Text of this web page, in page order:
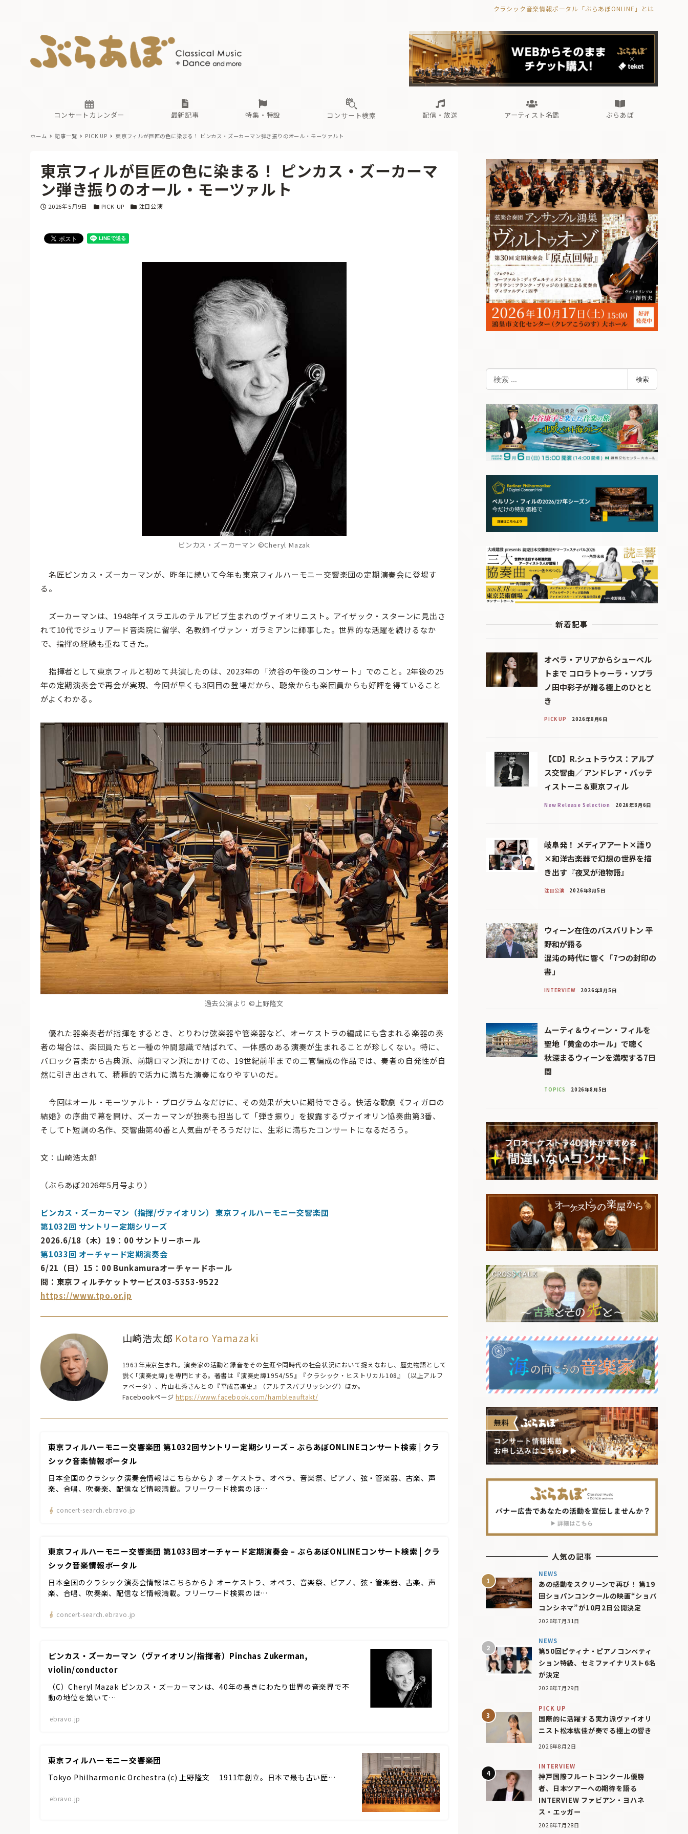
クラシック音楽情報ポータル「ぶらあぼONLINE」とは
コンサートカレンダー 最新記事
古楽とその先と オーケストラの楽屋から 海の向こうの音楽家 Aからの眺望 ぶらあぼブラス！
フォルテピアノ・オデッセイ
特集・特設
現場のプロが推す！間違いないオーケストラコンサート
過去の特集
コンサート検索 配信・放送
無料ライブ配信スケジュール 有料ライブ配信スケジュール
アーティスト名鑑
あ か さ た な ま わ
ぶらあぼ
古楽とその先と 海の向こうの音楽家 Aからの眺望 ぶらあぼブラス！
フォルテピアノ・オデッセイ
過去の特集
無料ライブ配信スケジュール
あ か さ
ホーム 記事一覧 PICK UP 東京フィルが巨匠の色に染まる！ ピンカス・ズーカーマン弾き振りのオール・モーツァルト
東京フィルが巨匠の色に染まる！ ピンカス・ズーカーマ
ン弾き振りのオール・モーツァルト
投稿日
2026年5月9日 カテゴリー
PICK UP カテゴリー
注目公演
ピンカス・ズーカーマン ©Cheryl Mazak
名匠ピンカス・ズーカーマンが、昨年に続いて今年も東京フィルハーモニー交響楽団の定期演奏会に登場す
る。
ズーカーマンは、1948年イスラエルのテルアビブ生まれのヴァイオリニスト。アイザック・スターンに見出さ
れて10代でジュリアード音楽院に留学、名教師イヴァン・ガラミアンに師事した。世界的な活躍を続けるなか
で、指揮の経験も重ねてきた。
指揮者として東京フィルと初めて共演したのは、2023年の「渋谷の午後のコンサート」でのこと。2年後の25
年の定期演奏会で再会が実現、今回が早くも3回目の登場だから、聴衆からも楽団員からも好評を得ていること
がよくわかる。
過去公演より ©上野隆文
優れた器楽奏者が指揮をするとき、とりわけ弦楽器や管楽器など、オーケストラの編成にも含まれる楽器の奏
者の場合は、楽団員たちと一種の仲間意識で結ばれて、一体感のある演奏が生まれることが珍しくない。特に、
バロック音楽から古典派、前期ロマン派にかけての、19世紀前半までの二管編成の作品では、奏者の自発性が自
然に引き出されて、積極的で活力に満ちた演奏になりやすいのだ。
今回はオール・モーツァルト・プログラムなだけに、その効果が大いに期待できる。快活な歌劇《フィガロの
結婚》の序曲で幕を開け、ズーカーマンが独奏も担当して「弾き振り」を披露するヴァイオリン協奏曲第3番、
そしてト短調の名作、交響曲第40番と人気曲がそろうだけに、生彩に満ちたコンサートになるだろう。
文：山崎浩太郎
（ぶらあぼ2026年5月号より）
ピンカス・ズーカーマン（指揮/ヴァイオリン） 東京フィルハーモニー交響楽団
第1032回 サントリー定期シリーズ
2026.6/18（木）19：00 サントリーホール
第1033回 オーチャード定期演奏会
6/21（日）15：00 Bunkamuraオーチャードホール
問：東京フィルチケットサービス03-5353-9522
https://www.tpo.or.jp
山崎浩太郎 Kotaro Yamazaki
1963年東京生まれ。演奏家の活動と録音をその生涯や同時代の社会状況において捉えなおし、歴史物語として
説く｢演奏史譚｣を専門とする。著書は『演奏史譚1954/55』『クラシック・ヒストリカル108』（以上アルフ
ァベータ）、片山杜秀さんとの『平成音楽史』（アルテスパブリッシング）ほか。
Facebookページhttps://www.facebook.com/hambleauftakt/
東京フィルハーモニー交響楽団 第1032回サントリー定期シリーズ – ぶらあぼONLINEコンサート検索 | クラ
シック音楽情報ポータル
日本全国のクラシック演奏会情報はこちらから♪ オーケストラ、オペラ、音楽祭、ピアノ、弦・管楽器、古楽、声
楽、合唱、吹奏楽、配信など情報満載。フリーワード検索のほ…
concert-search.ebravo.jp
東京フィルハーモニー交響楽団 第1033回オーチャード定期演奏会 – ぶらあぼONLINEコンサート検索 | クラ
シック音楽情報ポータル
日本全国のクラシック演奏会情報はこちらから♪ オーケストラ、オペラ、音楽祭、ピアノ、弦・管楽器、古楽、声
楽、合唱、吹奏楽、配信など情報満載。フリーワード検索のほ…
concert-search.ebravo.jp
ピンカス・ズーカーマン（ヴァイオリン/指揮者）Pinchas Zukerman,
violin/conductor
（C）Cheryl Mazak ピンカス・ズーカーマンは、40年の長きにわたり世界の音楽界で不
動の地位を築いて…
ebravo.jp
東京フィルハーモニー交響楽団
Tokyo Philharmonic Orchestra (c) 上野隆文 1911年創立。日本で最も古い歴…
ebravo.jp
検
索
検索
新着記事
オペラ・アリアからシューベル
トまで コロラトゥーラ・ソプラ
ノ田中彩子が贈る極上のひとと
き
PICK UP 2026年8月6日
【CD】R.シュトラウス：アルプ
ス交響曲／ アンドレア・バッテ
ィストーニ＆東京フィル
New Release Selection 2026年8月6日
岐阜発！ メディアアート×語り
×和洋古楽器で幻想の世界を描
き出す『夜叉が池物語』
注目公演 2026年8月5日
ウィーン在住のバスバリトン 平
野和が語る
混沌の時代に響く「7つの封印の
書」
INTERVIEW 2026年8月5日
ムーティ＆ウィーン・フィルを
聖地「黄金のホール」で聴く
秋深まるウィーンを満喫する7日
間
TOPICS 2026年8月5日
人気の記事
NEWS
あの感動をスクリーンで再び！ 第19
回ショパンコンクールの映画“ショパ
コンシネマ”が10月2日公開決定
2026年7月31日
NEWS
第50回ピティナ・ピアノコンペティ
ション特級、セミファイナリスト6名
が決定
2026年7月29日
PICK UP
国際的に活躍する実力派ヴァイオリ
ニスト松本紘佳が奏でる極上の響き
2026年8月2日
INTERVIEW
神戸国際フルートコンクール優勝
者、日本ツアーへの期待を語る
INTERVIEW ファビアン・ヨハネ
ス・エッガー
2026年7月28日